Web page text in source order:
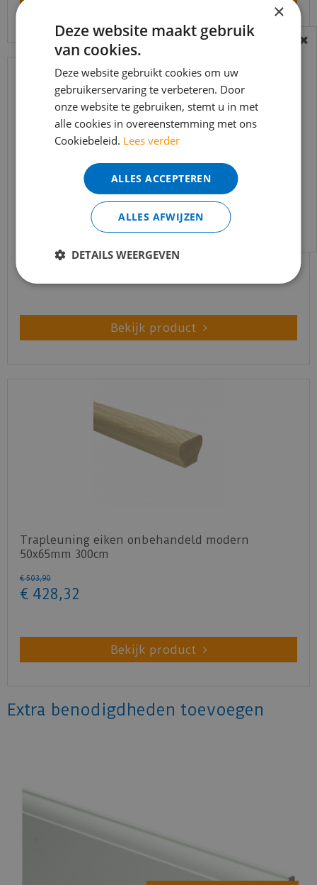
Trapleuning eik onbehandeld sleutelgat
40x60mm 350cm
€
Bekijk product
Trapleuning eiken onbehandeld modern
50x65mm 300cm
€ 503,90
€ 428,32
Bekijk product
Extra benodigdheden toevoegen
BEREIKBAARHEID
In verband met de vakantie periode zijn wij
t/m 14 augustus telefonisch helaas niet
bereikbaar.
Bestelling worden uiteraard verwerkt
echter iets minder snel dan wat je van ons
gewend bent.
Voor vragen kan je ons bereiken via
info@merkvloerenwinkel.nl
×
Deze website maakt gebruik
van cookies.
Deze website gebruikt cookies om uw
gebruikerservaring te verbeteren. Door
onze website te gebruiken, stemt u in met
alle cookies in overeenstemming met ons
Cookiebeleid. Lees verder
ALLES ACCEPTEREN
ALLES AFWIJZEN
DETAILS WEERGEVEN